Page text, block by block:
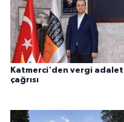
Katmerci'den vergi
çağrısı